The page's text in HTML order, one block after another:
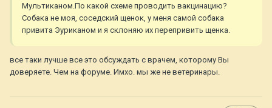
Мультиканом.По какой схеме проводить вакцинацию?
Собака не моя, соседский щенок, у меня самой собака
привита Эуриканом и я склоняю их перепривить щенка.
все таки лучше все это обсуждать с врачем, которому Вы
доверяете. Чем на форуме. Имхо. мы же не ветеринары.